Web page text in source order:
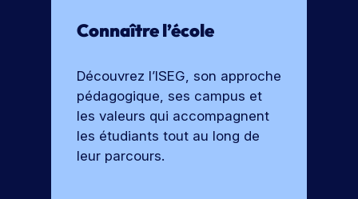
Connaître l’école
Découvrez l’ISEG, son approche
pédagogique, ses campus et
les valeurs qui accompagnent
les étudiants tout au long de
leur parcours.